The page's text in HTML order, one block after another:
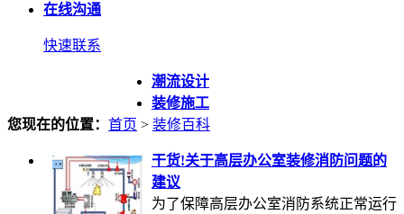
在线沟通
快速联系
潮流设计
装修施工
您现在的位置： 首页 > 装修百科
干货!关于高层办公室装修消防问题的
建议
为了保障高层办公室消防系统正常运行